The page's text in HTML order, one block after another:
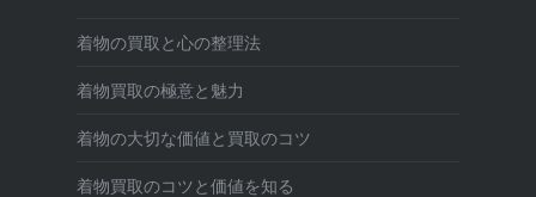
着物の買取と心の整理法
着物買取の極意と魅力
着物の大切な価値と買取のコツ
着物買取のコツと価値を知る